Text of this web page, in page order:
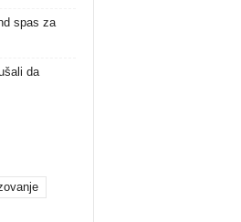
spas za
da